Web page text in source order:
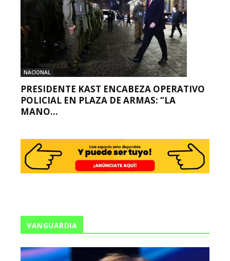
NACIONAL
PRESIDENTE KAST ENCABEZA OPERATIVO
POLICIAL EN PLAZA DE ARMAS: “LA
MANO...
VANGUARDIA